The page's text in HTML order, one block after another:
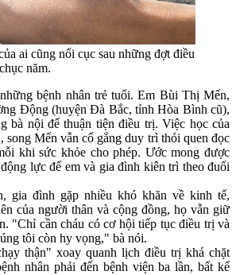
ai cũng nổi cục sau những đợt điều
năm.
bệnh nhân trẻ tuổi. Em Bùi Thị Mến,
Động (huyện Đà Bắc, tỉnh Hòa Bình cũ),
bà nội để thuận tiện điều trị. Việc học của
song Mến vẫn cố gắng duy trì thói quen đọc
khi sức khỏe cho phép. Ước mong được
lực để em và gia đình kiên trì theo đuổi
gia đình gặp nhiều khó khăn về kinh tế,
của người thân và cộng đồng, họ vẫn giữ
"Chỉ cần cháu có cơ hội tiếp tục điều trị và
tôi còn hy vọng," bà nói.
thận" xoay quanh lịch điều trị khá chặt
nhân phải đến bệnh viện ba lần, bất kể